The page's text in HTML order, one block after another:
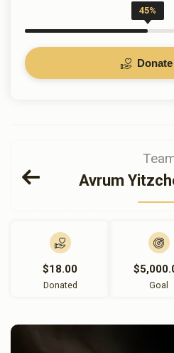
45%
Avrum
$18.00
Donated Goal